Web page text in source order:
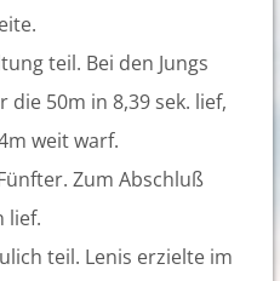
teil. Bei den Jungs
die 50m in 8,39 sek. lief,
weit warf.
Zum Abschluß
lief.
teil. Lenis erzielte im